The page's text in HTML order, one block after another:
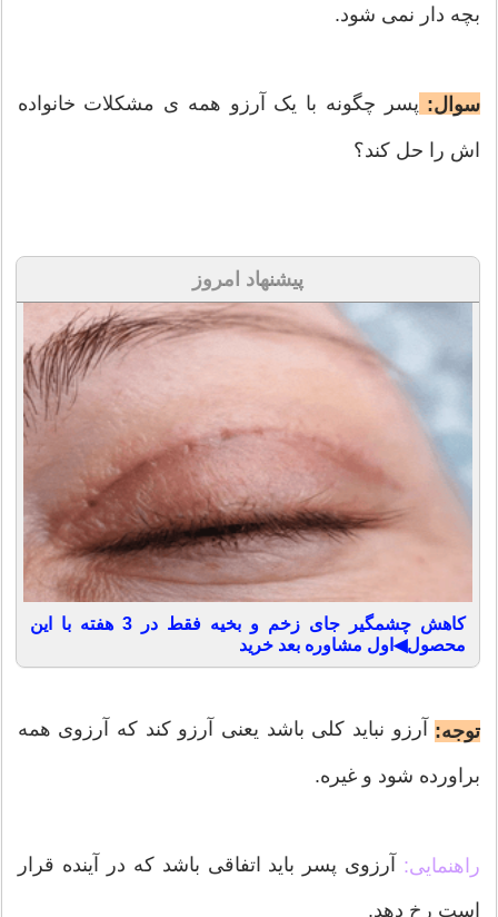
بچه دار نمی شود.
سوال: پسر چگونه با يک آرزو همه ی مشکلات خانواده
اش را حل کند؟
پیشنهاد امروز
کاهش چشمگیر جای زخم و بخیه فقط در 3 هفته با این
محصول◀اول مشاوره بعد خرید
توجه: آرزو نبايد کلی باشد يعنی آرزو کند که آرزوی همه
براورده شود و غيره.
راهنمايی: آرزوی پسر بايد اتفاقی باشد که در آينده قرار
است رخ دهد.